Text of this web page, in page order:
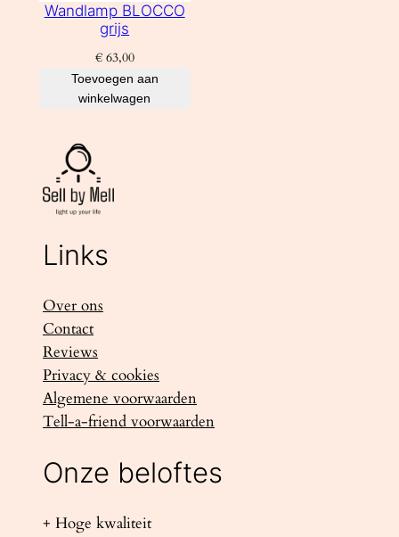
Wandlamp BLOCCO
grijs
€63,00
Toevoegen aan
winkelwagen
Links
Over ons
Contact
Reviews
Privacy & cookies
Algemene voorwaarden
Tell-a-friend voorwaarden
Onze beloftes
+ Hoge kwaliteit